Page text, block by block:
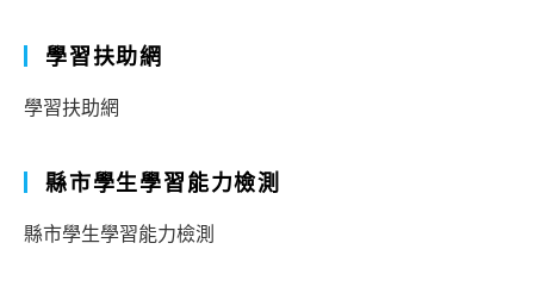
學習扶助網
學習扶助網
縣市學生學習能力檢測
縣市學生學習能力檢測